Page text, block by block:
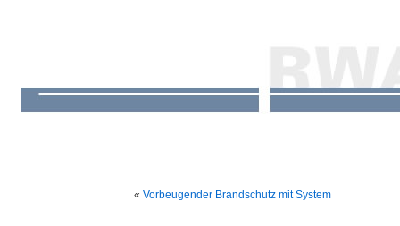
« Vorbeugender Brandschutz mit System